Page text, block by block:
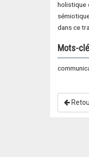
holistique
dans ce
Mots-